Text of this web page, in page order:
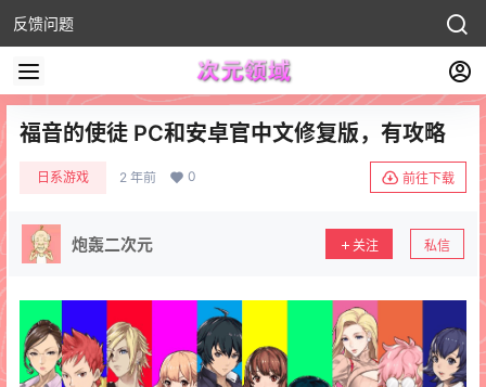
反馈问题
福音的使徒 PC和安卓官中文修复版，有攻略
日系游戏 2 年前 0 前往下载
炮轰二次元 关注 私信